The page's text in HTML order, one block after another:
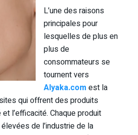
L’une des raisons
principales pour
lesquelles de plus en
plus de
consommateurs se
tournent vers
Alyaka.com est la
qui offrent des produits
l’efficacité. Chaque produit
de l’industrie de la